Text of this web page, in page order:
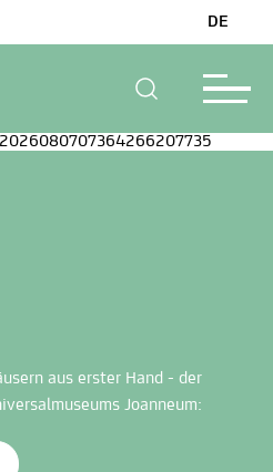
DE
2026080707364266207735
aus erster Hand - der
Joanneum: